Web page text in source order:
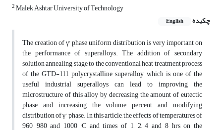
2Malek Ashtar University of Technology
چکیده
English
The creation of γ' phase uniform distribution is very important on
the performance of superalloys. The addition of secondary
solution annealing stage to the conventional heat treatment process
of the GTD-111 polycrystalline superalloy which is one of the
useful industrial superalloys can lead to improving the
microstructure of this alloy by decreasing the amount of eutectic
phase and increasing the volume percent and modifying
distribution of γ' phase. In this article, the effects of temperatures of
960, 980 and 1000 °C and times of 1, 2, 4 and 8 hrs on the